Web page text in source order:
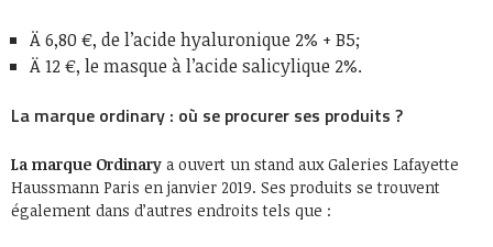
Ä 6,80 €, de l’acide hyaluronique 2% + B5;
Ä 12 €, le masque à l’acide salicylique 2%.
La marque ordinary : où se procurer ses produits ?
La marque Ordinary a ouvert un stand aux Galeries Lafayette
Haussmann Paris en janvier 2019. Ses produits se trouvent
également dans d’autres endroits tels que :